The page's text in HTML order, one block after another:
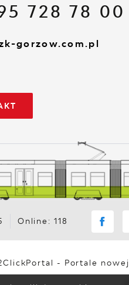
728 78 00
gorzow.com.pl
Online: 118
- Portale